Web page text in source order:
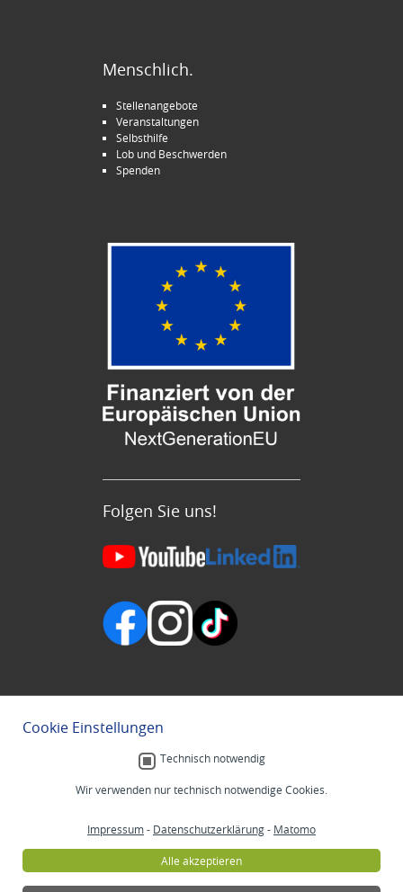
Menschlich.
Stellenangebote
Veranstaltungen
Selbsthilfe
Lob und Beschwerden
Spenden
Folgen Sie uns!
Cookie Einstellungen
Technisch notwendig
Wir verwenden nur technisch notwendige Cookies.
Impressum- Datenschutzerklärung- Matomo
Alle akzeptieren